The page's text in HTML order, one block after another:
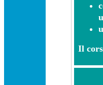
Il